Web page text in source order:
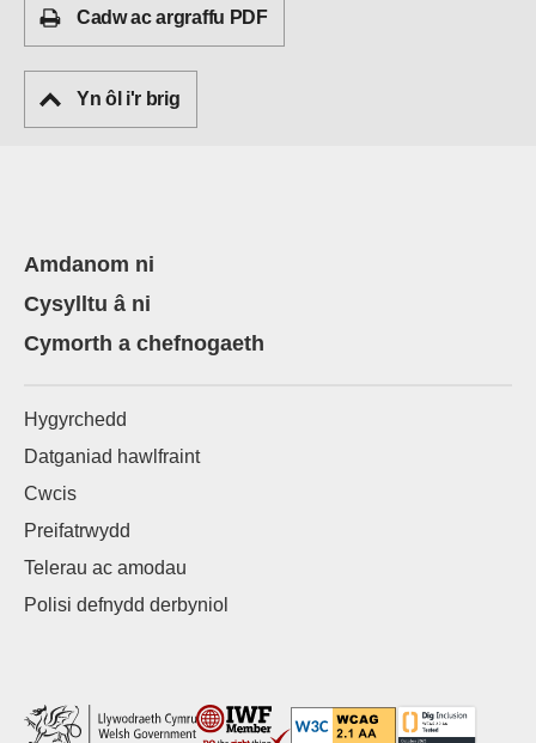
Cadw ac argraffu PDF
Yn ôl i'r brig
Amdanom ni
Cysylltu â ni
Cymorth a chefnogaeth
Hygyrchedd
Datganiad hawlfraint
Cwcis
Preifatrwydd
Telerau ac amodau
Polisi defnydd derbyniol